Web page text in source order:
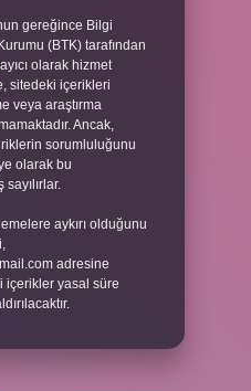
gereğince Bilgi
(BTK) tarafından
olarak hizmet
sitedeki içerikleri
veya araştırma
Ancak,
sorumluluğunu
olarak bu
aykırı olduğunu
adresine
içerikler yasal süre